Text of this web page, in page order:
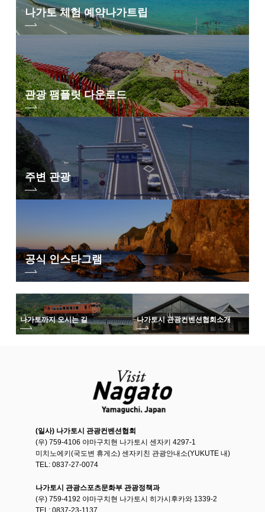
나가토 체험 예약나가트립
관광 팸플릿 다운로드
주변 관광
공식 인스타그램
나가토까지 오시는 길 나가토시 관광컨벤션협회소개
(일사) 나가토시 관광컨벤션협회
(우) 759-4106 야마구치현 나가토시 센자키 4297-1
미치노에키(국도변 휴게소) 센자키친 관광안내소(YUKUTE 내)
TEL: 0837-27-0074
나가토시 관광스포츠문화부 관광정책과
(우) 759-4192 야마구치현 나가토시 히가시후카와 1339-2
TEL: 0837-23-1137